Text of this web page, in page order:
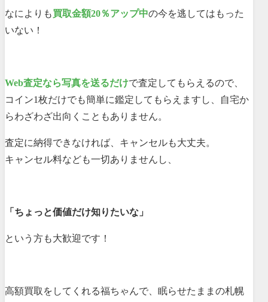
なによりも買取金額20％アップ中の今を逃してはもった
いない！
Web査定なら写真を送るだけで査定してもらえるので、
コイン1枚だけでも簡単に鑑定してもらえますし、自宅か
らわざわざ出向くこともありません。
査定に納得できなければ、キャンセルも大丈夫。
キャンセル料なども一切ありませんし、
「ちょっと価値だけ知りたいな」
という方も大歓迎です！
高額買取をしてくれる福ちゃんで、眠らせたままの札幌